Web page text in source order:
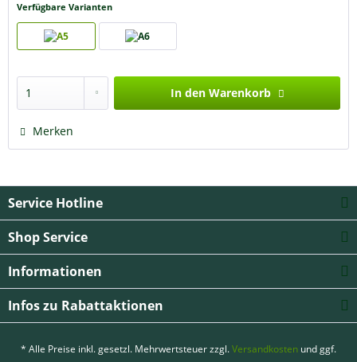
Verfügbare Varianten
In den Warenkorb
Merken
Service Hotline
Shop Service
Informationen
Infos zu Rabattaktionen
* Alle Preise inkl. gesetzl. Mehrwertsteuer zzgl.Versandkosten und ggf.